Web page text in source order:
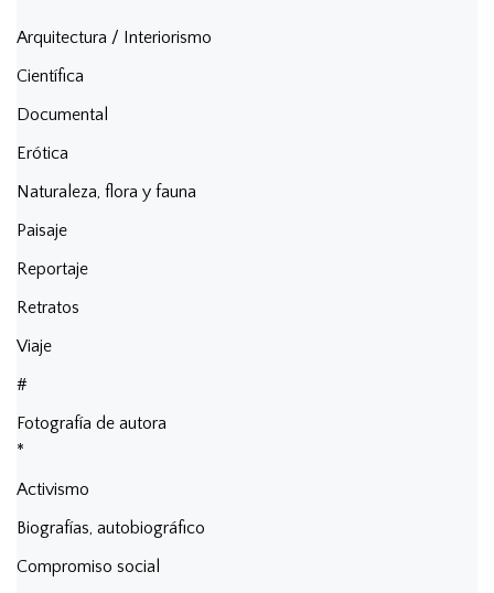
Arquitectura / Interiorismo
Científica
Documental
Erótica
Naturaleza, flora y fauna
Paisaje
Reportaje
Retratos
Viaje
#
Fotografía de autora
*
Activismo
Biografías, autobiográfico
Compromiso social